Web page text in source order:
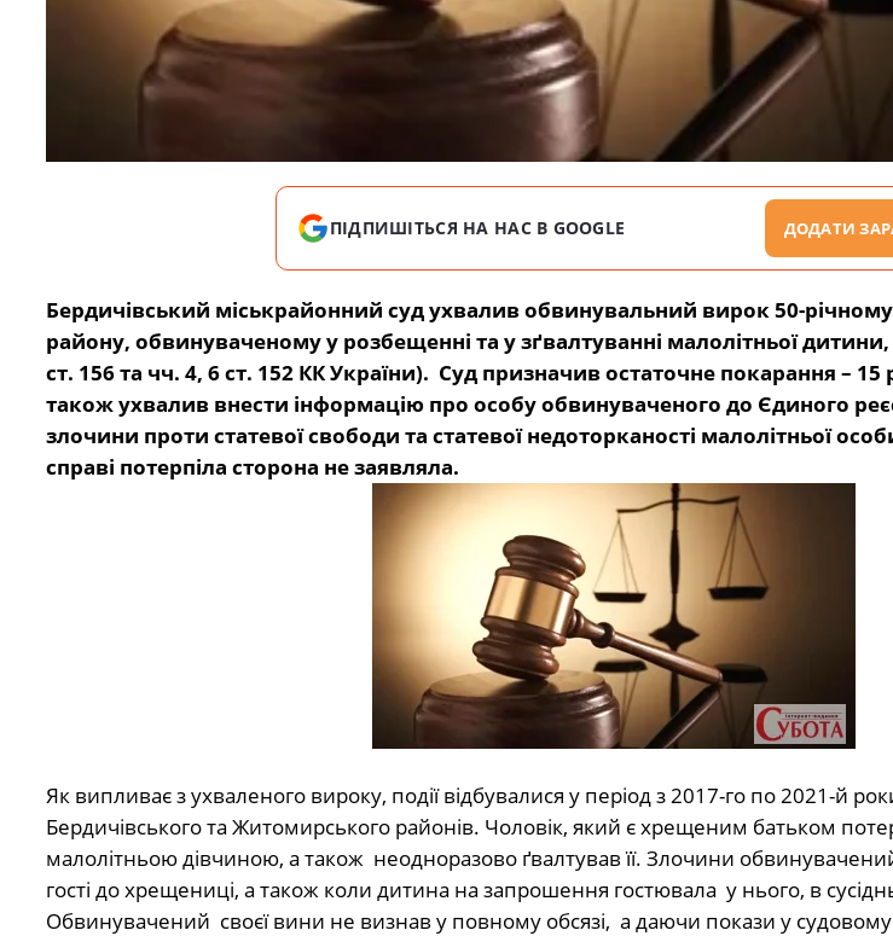
ПІДПИШІТЬСЯ НА НАС В GOOGLE ДОДАТИ
Бердичівський міськрайонний суд ухвалив обвинувальний вирок 50-
району, обвинуваченому у розбещенні та узґвалтуванні малолітньої
ст. 156 та чч. 4, 6 ст. 152 КК України). Суд призначив остаточне покарання – 15
також ухвалив внести інформацію про особу обвинуваченого до Єдиного
злочини проти статевої свободи та статевої недоторканості малолітньої
справі потерпіла сторона не заявляла.
Як випливає з ухваленого вироку, події відбувалися у період з2017-го по2021-й
Бердичівського та Житомирського районів. Чоловік, який є хрещеним батьком
малолітньою дівчиною, а також неодноразово ґвалтував її. Злочини
гості до хрещениці, а також коли дитина на запрошення гостювала у нього, в
Обвинувачений своєї вини не визнав у повному обсязі, а даючи покази у судовому